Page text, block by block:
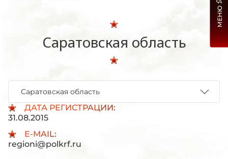
Саратовская область
ДАТА РЕГИСТРАЦИИ:
31.08.2015
E-MAIL:
regioni@polkrf.ru
Саратовская область
МЕНЮ